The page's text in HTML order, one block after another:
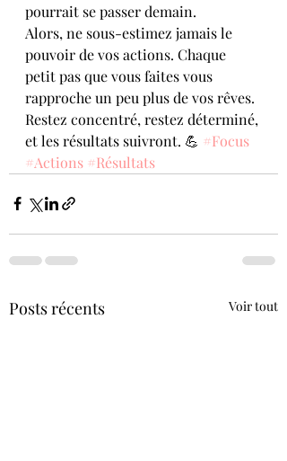
pourrait se passer demain.
Alors, ne sous-estimez jamais le
pouvoir de vos actions. Chaque
petit pas que vous faites vous
rapproche un peu plus de vos rêves.
Restez concentré, restez déterminé,
et les résultats suivront. 💪 #Focus
#Actions #Résultats
Posts récents Voir tout